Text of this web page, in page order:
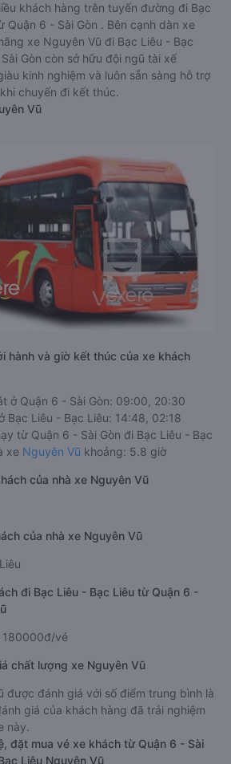
khách hàng trên tuyến đường đi Bạc
Quận 6 - Sài Gòn . Bên cạnh dàn xe
xe Nguyên Vũ đi Bạc Liêu - Bạc
Gòn còn sở hữu đội ngũ tài xế
kinh nghiệm và luôn sẵn sàng hỗ trợ
chuyến đi kết thúc.
Vũ
hành và giờ kết thúc của xe khách
ở Quận 6 - Sài Gòn: 09:00, 20:30
Bạc Liêu - Bạc Liêu: 14:48, 02:18
từ Quận 6 - Sài Gòn đi Bạc Liêu - Bạc
xe Nguyên Vũ khoảng: 5.8 giờ
của nhà xe Nguyên Vũ
của nhà xe Nguyên Vũ
đi Bạc Liêu - Bạc Liêu từ Quận 6 -
180000đ/vé
chất lượng xe Nguyên Vũ
được đánh giá với số điểm trung bình là
giá của khách hàng đã trải nghiệm
này.
đặt mua vé xe khách từ Quận 6 - Sài
Liêu Nguyên Vũ